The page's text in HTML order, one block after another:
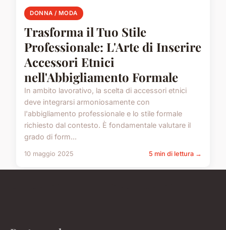
DONNA / MODA
Trasforma il Tuo Stile
Professionale: L'Arte di Inserire
Accessori Etnici
nell'Abbigliamento Formale
In ambito lavorativo, la scelta di accessori etnici
deve integrarsi armoniosamente con
l'abbigliamento professionale e lo stile formale
richiesto dal contesto. È fondamentale valutare il
grado di form...
10 maggio 2025 5 min di lettura →